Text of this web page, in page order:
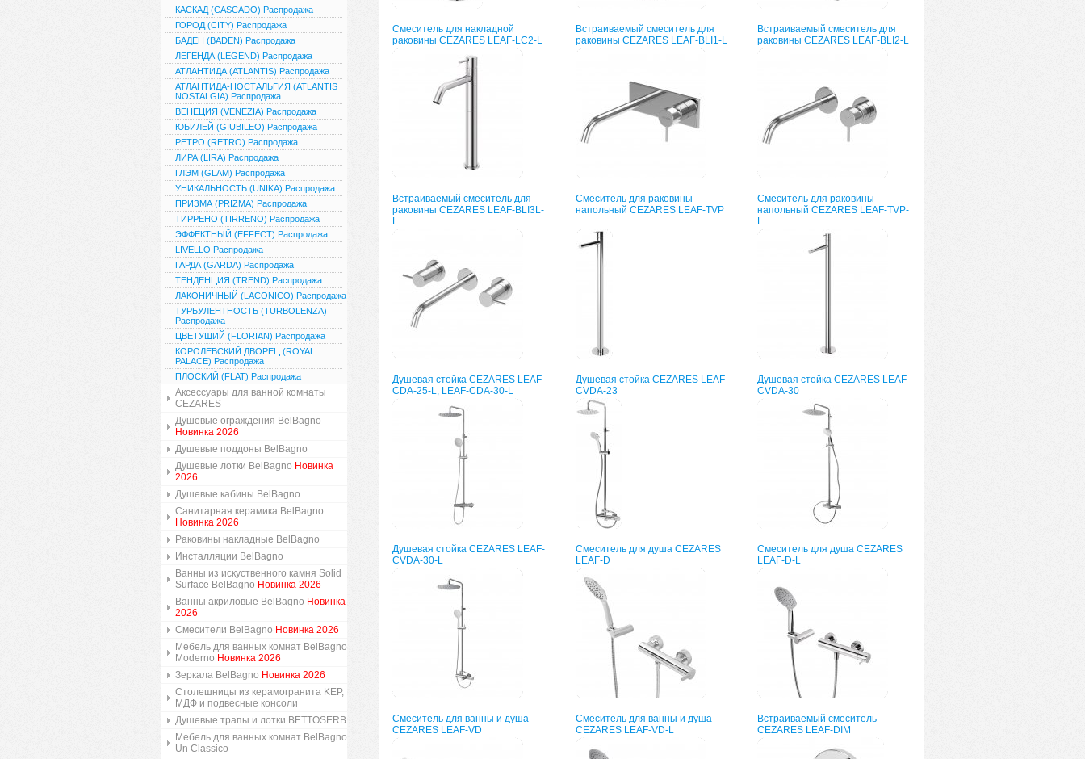
КАСКАД (CASCADO) Распродажа
ГОРОД (CITY) Распродажа
БАДЕН (BADEN) Распродажа
ЛЕГЕНДА (LEGEND) Распродажа
АТЛАНТИДА (ATLANTIS) Распродажа
АТЛАНТИДА-НОСТАЛЬГИЯ (ATLANTIS
NOSTALGIA) Распродажа
ВЕНЕЦИЯ (VENEZIA) Распродажа
ЮБИЛЕЙ (GIUBILEO) Распродажа
РЕТРО (RETRO) Распродажа
ЛИРА (LIRA) Распродажа
ГЛЭМ (GLAM) Распродажа
УНИКАЛЬНОСТЬ (UNIKA) Распродажа
ПРИЗМА (PRIZMA) Распродажа
ТИРРЕНО (TIRRENO) Распродажа
ЭФФЕКТНЫЙ (EFFECT) Распродажа
LIVELLO Распродажа
ГАРДА (GARDA) Распродажа
ТЕНДЕНЦИЯ (TREND) Распродажа
ЛАКОНИЧНЫЙ (LACONICO) Распродажа
ТУРБУЛЕНТНОСТЬ (TURBOLENZA)
Распродажа
ЦВЕТУЩИЙ (FLORIAN) Распродажа
КОРОЛЕВСКИЙ ДВОРЕЦ (ROYAL
PALACE) Распродажа
ПЛОСКИЙ (FLAT) Распродажа
Аксессуары для ванной комнаты
CEZARES
Душевые ограждения BelBagno
Новинка 2026
Душевые поддоны BelBagno
Душевые лотки BelBagno Новинка
2026
Душевые кабины BelBagno
Санитарная керамика BelBagno
Новинка 2026
Раковины накладные BelBagno
Инсталляции BelBagno
Ванны из искуственного камня Solid
Surface BelBagno Новинка 2026
Ванны акриловые BelBagno Новинка
2026
Смесители BelBagno Новинка 2026
Мебель для ванных комнат BelBagno
Moderno Новинка 2026
Зеркала BelBagno Новинка 2026
Столешницы из керамогранита KEP,
МДФ и подвесные консоли
Душевые трапы и лотки BETTOSERB
Мебель для ванных комнат BelBagno
Un Classico
Смеситель для накладной
раковины CEZARES LEAF-LC2-L
Встраиваемый смеситель для
раковины CEZARES LEAF-BLI1-L
Встраиваемый смеситель для
раковины CEZARES LEAF-BLI2-L
Встраиваемый смеситель для
раковины CEZARES LEAF-BLI3L-
L
Смеситель для раковины
напольный CEZARES LEAF-TVP
Смеситель для раковины
напольный CEZARES LEAF-TVP-
L
Душевая стойка CEZARES LEAF-
CDA-25-L, LEAF-CDA-30-L
Душевая стойка CEZARES LEAF-
CVDA-23
Душевая стойка CEZARES LEAF-
CVDA-30
Душевая стойка CEZARES LEAF-
CVDA-30-L
Смеситель для душа CEZARES
LEAF-D
Смеситель для душа CEZARES
LEAF-D-L
Смеситель для ванны и душа
CEZARES LEAF-VD
Смеситель для ванны и душа
CEZARES LEAF-VD-L
Встраиваемый смеситель
CEZARES LEAF-DIM